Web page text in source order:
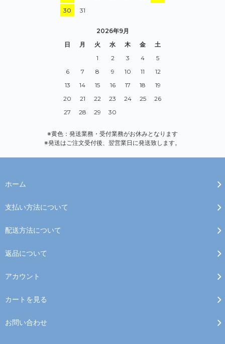
30
31
2026年9月
日
月 火 水 木 金
土
1
2 3 4
5
6
7 8 9 10 11
12
13
14 15 16 17 18
19
20
21 22 23 24 25
26
27
28 29 30
※黄色：発送業務・受付業務がお休みとなります
※発送はご注文受付後、翌営業日に発送致します。
ホーム
支払い方法について
配送方法について
返品について
アカウント
カートを見る
お問い合わせ